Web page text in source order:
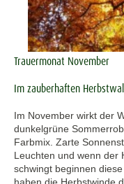
Trauermonat November
Im zauberhaften
Im November wirkt der
dunkelgrüne
Farbmix. Zarte
Leuchten und wenn der
schwingt beginnen